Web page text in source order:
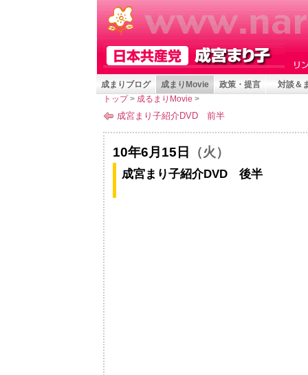
成まりブログ 成まりMovie 政策・提言 対談＆
トップ> 成るまりMovie >
成宮まり子紹介DVD 前半
10年6月15日 （火）
成宮まり子紹介DVD 後半